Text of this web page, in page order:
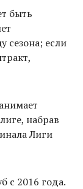
быть
сезона; если
набрав
Лиги
с 2016 года.